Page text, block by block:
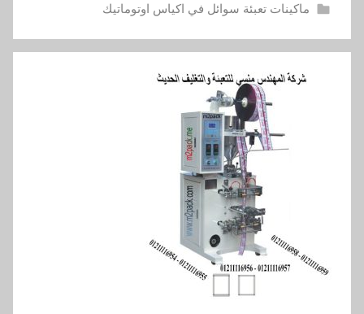
ماكينات تعبئة سوائل في اكياس اوتوماتيك